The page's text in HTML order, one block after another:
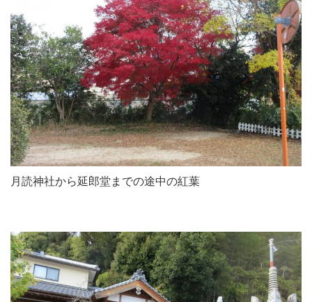
月読神社から延郎堂までの途中の紅葉